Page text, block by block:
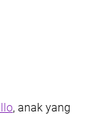
, anak yang